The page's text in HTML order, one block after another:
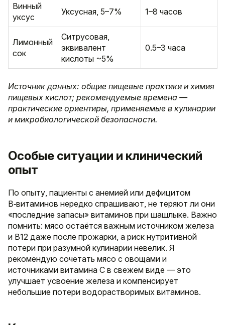
Винный
уксус
Уксусная, 5–7% 1–8 часов
Лимонный
сок
Ситрусовая,
эквивалент
кислоты ~5%
0.5–3 часа
Источник данных: общие пищевые практики и химия
пищевых кислот; рекомендуемые времена —
практические ориентиры, применяемые в кулинарии
и микробиологической безопасности.
Особые ситуации и клинический
опыт
По опыту, пациенты с анемией или дефицитом
B‑витаминов нередко спрашивают, не теряют ли они
«последние запасы» витаминов при шашлыке. Важно
помнить: мясо остаётся важным источником железа
и B12 даже после прожарки, а риск нутритивной
потери при разумной кулинарии невелик. Я
рекомендую сочетать мясо с овощами и
источниками витамина C в свежем виде — это
улучшает усвоение железа и компенсирует
небольшие потери водорастворимых витаминов.